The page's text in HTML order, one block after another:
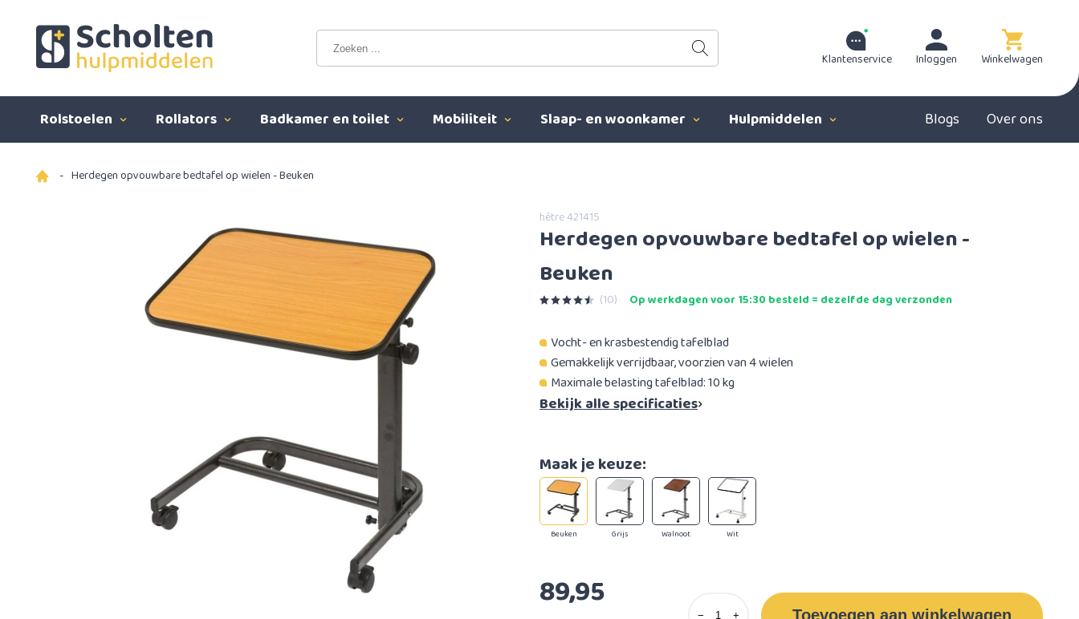
Klantenservice Inloggen Winkelwagen
Rolstoelen Rollators Badkamer en toilet Mobiliteit Slaap- en woonkamer Hulpmiddelen Blogs Over ons
- Herdegen opvouwbare bedtafel op wielen - Beuken
hêtre 421415
Herdegen opvouwbare bedtafel op wielen -
Beuken
(10) Op werkdagen voor 15:30 besteld = dezelfde dag verzonden
Vocht- en krasbestendig tafelblad
Gemakkelijk verrijdbaar, voorzien van 4 wielen
Maximale belasting tafelblad: 10 kg
Bekijk alle specificaties
Maak je keuze:
Beuken Grijs Walnoot Wit
89,95
− + Toevoegen aan winkelwagen